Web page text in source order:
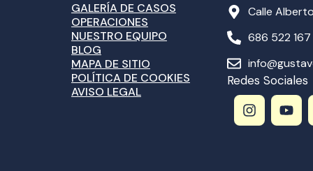
GALERÍA DE CASOS
OPERACIONES
NUESTRO EQUIPO
BLOG
MAPA DE SITIO
POLÍTICA DE COOKIES
AVISO LEGAL
Calle
686 522 167
Redes Sociales
I
n
s
Y
o
u